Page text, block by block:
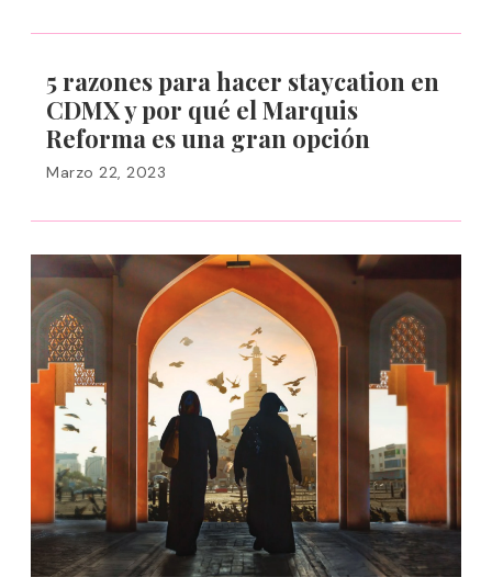
5 razones para hacer staycation en
CDMX y por qué el Marquis
Reforma es una gran opción
Marzo 22, 2023